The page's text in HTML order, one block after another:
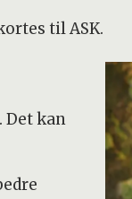
til ASK.
Det kan